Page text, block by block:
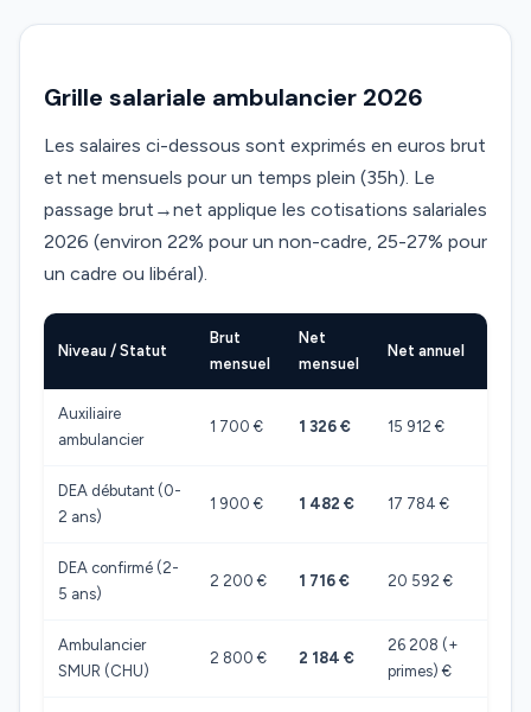
Grille salariale ambulancier 2026
Les salaires ci-dessous sont exprimés en euros brut
et net mensuels pour un temps plein (35h). Le
passage brut→net applique les cotisations salariales
2026 (environ 22% pour un non-cadre, 25-27% pour
un cadre ou libéral).
Niveau / Statut
Brut
mensuel
Net
mensuel
Net annuel
Auxiliaire
ambulancier
1 700 € 1 326 € 15 912 €
DEA débutant (0-
2 ans)
1 900 € 1 482 € 17 784 €
DEA confirmé (2-
5 ans)
2 200 € 1 716 € 20 592 €
Ambulancier
SMUR (CHU)
2 800 € 2 184 €
26 208 (+
primes) €